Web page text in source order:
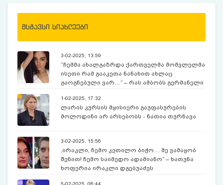
მსგავსი სიახლეები
3-02-2025, 13:59
“ჩემმა ახალგაზრდა ქართველმა მომვლელმა
ისეთი რამ გააკეთა ნანახით ახლაც
გაოგნებული ვარ…” – რას ამბობს გერმანელი
1-02-2025, 17:32
ლარის კურსის მყისიერი გაუფასურების
მოლოდინი არ არსებობს - ნათია თურნავა
3-02-2025, 15:56
,ირაკლი, ჩემო კეთილო ბიჭო… მე ვამაყობ
შენით! ჩემო საიმედო ადამიანო” – ხათუნა
ხოფერია ირაკლი დგებუაძეს